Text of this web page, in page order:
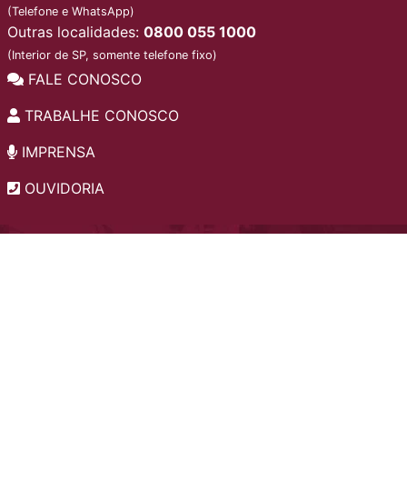
(Telefone e WhatsApp)
Outras localidades: 0800 055 1000
(Interior de SP, somente telefone fixo)
FALE CONOSCO
TRABALHE CONOSCO
IMPRENSA
OUVIDORIA